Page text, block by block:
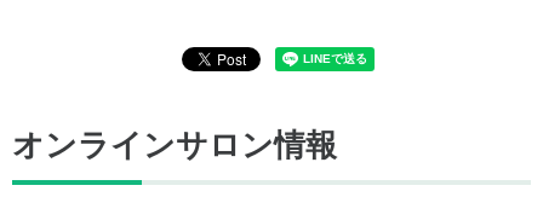
オンラインサロン情報